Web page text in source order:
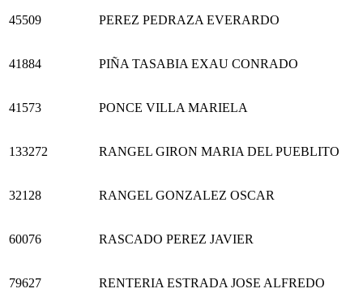
45509 PEREZ PEDRAZA EVERARDO
41884 PIÑA TASABIA EXAU CONRADO
41573 PONCE VILLA MARIELA
133272 RANGEL GIRON MARIA DEL PUEBLITO
32128 RANGEL GONZALEZ OSCAR
60076 RASCADO PEREZ JAVIER
79627 RENTERIA ESTRADA JOSE ALFREDO